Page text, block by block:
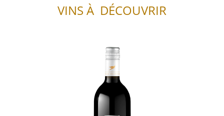
VINS À DÉCOUVRIR